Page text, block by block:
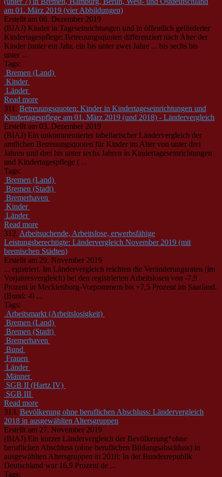
am 01. März 2019 (vier Abbildungen)
Erstellt am 06. Dezember 2019
(BIAJ) Kinder in Tageseinrichtungen und in öffentlich geförderter
Kindertagespflege: Betreuungsquoten differenziert nach Alter der
Kinder (unter ein Jahr, ein bis unter zwei Jahre ... bis sechs bis
unter ...
Tags:
Bremen (Land)
Kinder
Länder
Read more
311. Betreuungsquoten: Kinder in Kindertageseinrichtungen und
Kindertagespflege am 01. März 2019 (und 2018) - Ländervergleich
Erstellt am 03. Dezember 2019
(BIAJ) Ein unkommentierter tabellarischer Ländervergleich der
amtlichen Betreuungsquoten für Kinder im Alter von unter drei
Jahren und drei bis unter sechs Jahren in Kindertageseinrichtungen
und Kindertagespflege ( ...
Tags:
Bremen (Land)
Bremen (Stadt)
Bremerhaven
Kinder
Länder
Read more
312. Arbeitsuchende, Arbeitslose, erwerbsfähige
Leistungsberechtigte: Ländervergleich November 2019 (mit
bremischen Städten)
Erstellt am 29. November 2019
... egistriert. Im Ländervergleich reichten die Veränderungsraten (im
Vorjahresvergleich) bei den registrierten Arbeitslosen von -7,9
Prozent in Mecklenburg-Vorpommern bis +7,5 Prozent im Saarland.
(Bund: -0 ...
Tags:
Arbeitsmarkt (Arbeitslosigkeit)
Bremen (Land)
Bremen (Stadt)
Bremerhaven
Bund
Frauen
Länder
Männer
SGB II (Hartz IV)
SGB III
Read more
313. Bevölkerung ohne beruflichen Abschluss: Ländervergleich
2018 in ausgewählten Altersgruppen
Erstellt am 27. November 2019
(BIAJ) Ein kurzer Ländervergleich der Bevölkerung*ohne
beruflichen Abschluss (ohne beruflichen Bildungsabschluss) in
ausgewählten Altersgruppen in 2018: In der Bundesrepublik
Deutschland war 16,9 Prozent de ...
Tags: